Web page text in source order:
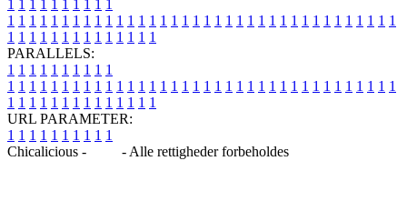
1 1 1 1 1 1 1 1 1 1
1 1 1 1 1 1 1 1 1 1 1 1 1 1 1 1 1 1 1 1 1 1 1 1 1 1 1 1 1 1 1 1 1 1 1 1
1 1 1 1 1 1 1 1 1 1 1 1 1 1
PARALLELS:
1 1 1 1 1 1 1 1 1 1
1 1 1 1 1 1 1 1 1 1 1 1 1 1 1 1 1 1 1 1 1 1 1 1 1 1 1 1 1 1 1 1 1 1 1 1
1 1 1 1 1 1 1 1 1 1 1 1 1 1
URL PARAMETER:
1 1 1 1 1 1 1 1 1 1
Chicalicious -
- Alle rettigheder forbeholdes